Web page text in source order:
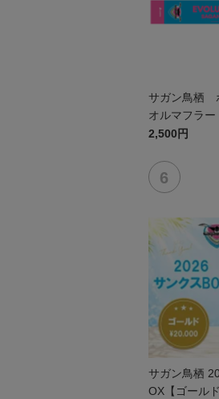
サガン鳥栖
オルマフラー
2,500円
サガン鳥栖
OX【ゴールド